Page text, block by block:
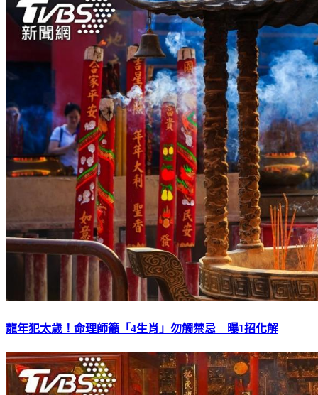
龍年犯太歲！命理師籲「4生肖」勿觸禁忌 曝1招化解